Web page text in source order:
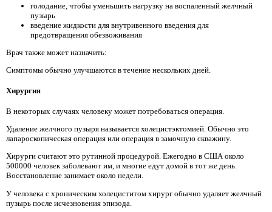
голодание, чтобы уменьшить нагрузку на воспаленный желчный
пузырь
введение жидкости для внутривенного введения для
предотвращения обезвоживания
Врач также может назначить:
Симптомы обычно улучшаются в течение нескольких дней.
Хирургия
В некоторых случаях человеку может потребоваться операция.
Удаление желчного пузыря называется холецистэктомией. Обычно это
лапароскопическая операция или операция в замочную скважину.
Хирурги считают это рутинной процедурой. Ежегодно в США около
500000 человек заболевают им, и многие едут домой в тот же день.
Восстановление занимает около недели.
У человека с хроническим холециститом хирург обычно удаляет желчный
пузырь после исчезновения эпизода.